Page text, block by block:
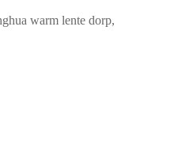
warm lente dorp,